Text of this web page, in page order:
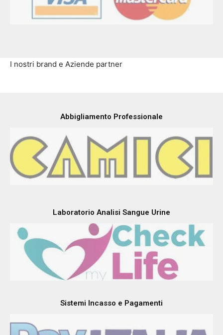
I nostri brand e Aziende partner
Abbigliamento Professionale
Laboratorio Analisi Sangue Urine
Sistemi Incasso e Pagamenti